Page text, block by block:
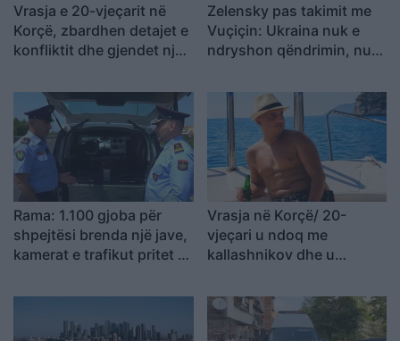
Vrasja e 20-vjeçarit në
Korçë, zbardhen detajet e
konfliktit dhe gjendet një
Zelensky pas takimit me
Vuçiçin: Ukraina nuk e
ndryshon qëndrimin, nuk
Rama: 1.100 gjoba për
shpejtësi brenda një jave,
kamerat e trafikut pritet të
monitorimin
Vrasja në Korçë/ 20-
vjeçari u ndoq me
kallashnikov dhe u
autori i dyshuar dhe
viktima ishin rritur bashkë